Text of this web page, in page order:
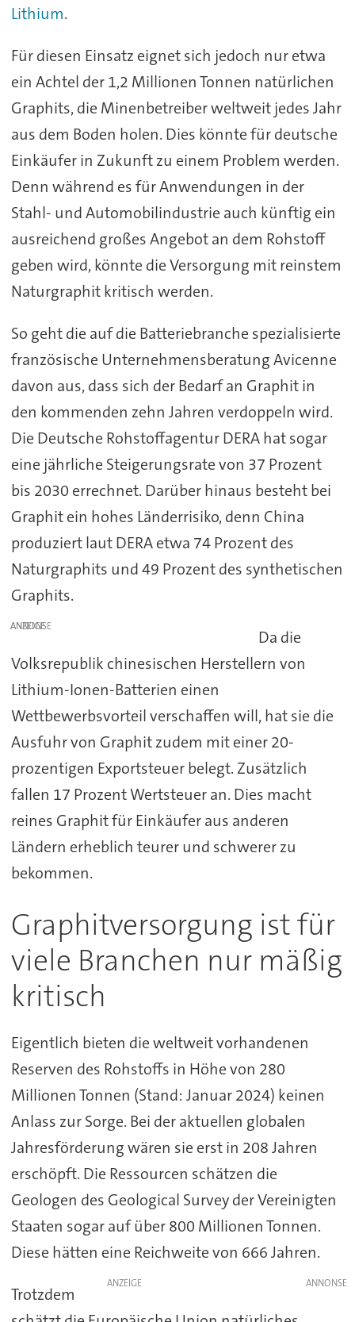
Lithium.
Für diesen Einsatz eignet sich jedoch nur etwa
ein Achtel der 1,2 Millionen Tonnen natürlichen
Graphits, die Minenbetreiber weltweit jedes Jahr
aus dem Boden holen. Dies könnte für deutsche
Einkäufer in Zukunft zu einem Problem werden.
Denn während es für Anwendungen in der
Stahl- und Automobilindustrie auch künftig ein
ausreichend großes Angebot an dem Rohstoff
geben wird, könnte die Versorgung mit reinstem
Naturgraphit kritisch werden.
So geht die auf die Batteriebranche spezialisierte
französische Unternehmensberatung Avicenne
davon aus, dass sich der Bedarf an Graphit in
den kommenden zehn Jahren verdoppeln wird.
Die Deutsche Rohstoffagentur DERA hat sogar
eine jährliche Steigerungsrate von 37 Prozent
bis 2030 errechnet. Darüber hinaus besteht bei
Graphit ein hohes Länderrisiko, denn China
produziert laut DERA etwa 74 Prozent des
Naturgraphits und 49 Prozent des synthetischen
Graphits.
ANZEIGE
Da die
Volksrepublik chinesischen Herstellern von
Lithium-Ionen-Batterien einen
Wettbewerbsvorteil verschaffen will, hat sie die
Ausfuhr von Graphit zudem mit einer 20-
prozentigen Exportsteuer belegt. Zusätzlich
fallen 17 Prozent Wertsteuer an. Dies macht
reines Graphit für Einkäufer aus anderen
Ländern erheblich teurer und schwerer zu
bekommen.
Graphitversorgung ist für
viele Branchen nur mäßig
kritisch
Eigentlich bieten die weltweit vorhandenen
Reserven des Rohstoffs in Höhe von 280
Millionen Tonnen (Stand: Januar 2024) keinen
Anlass zur Sorge. Bei der aktuellen globalen
Jahresförderung wären sie erst in 208 Jahren
erschöpft. Die Ressourcen schätzen die
Geologen des Geological Survey der Vereinigten
Staaten sogar auf über 800 Millionen Tonnen.
Diese hätten eine Reichweite von 666 Jahren.
ANZEIGE
Trotzdem